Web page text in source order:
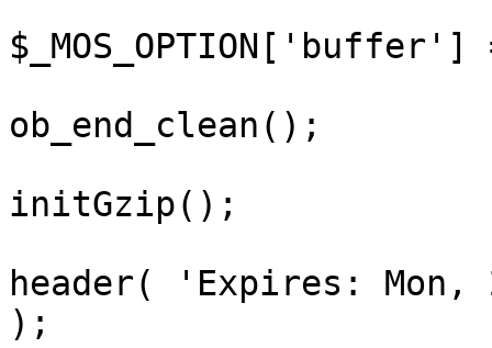
ob_end_clean();
initGzip();
header( 'Expires: Mon,
);